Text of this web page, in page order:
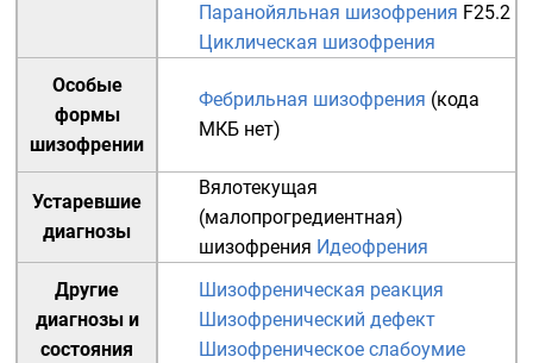
Паранойяльная шизофрения F25.2
Циклическая шизофрения
Особые
формы
шизофрении
Фебрильная шизофрения (кода
МКБ нет)
Устаревшие
диагнозы
Вялотекущая
(малопрогредиентная)
шизофрения Идеофрения
Другие
диагнозы и
состояния
Шизофреническая реакция
Шизофренический дефект
Шизофреническое слабоумие